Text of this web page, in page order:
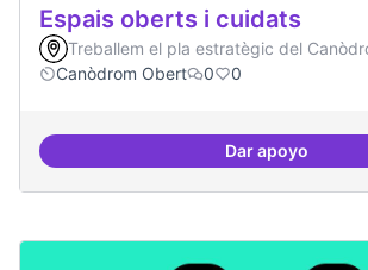
Espais oberts i cuidats
Treballem el pla estratègic del
Canòdrom Obert
0 0
Dar apoyo
Espais